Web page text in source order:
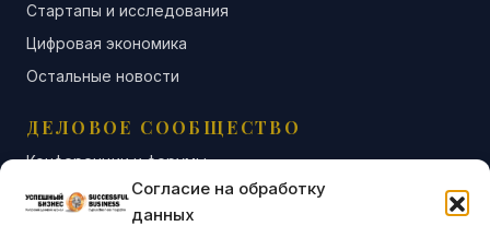
Согласие на обработку
данных
Стартапы и исследования
Цифровая экономика
Остальные новости
ДЕЛОВОЕ СООБЩЕСТВО
Конференции и форумы
Бизнес-клубы и ассоциации
Остальные новости